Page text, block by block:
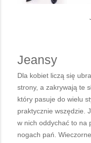
Jeansy
Dla kobiet liczą się
strony, a zakrywają te
który pasuje do wielu
praktycznie wszędzie.
w nich oddychać to na
nogach pań.